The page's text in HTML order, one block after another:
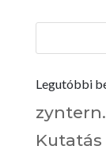
Legutóbbi
Kutatás